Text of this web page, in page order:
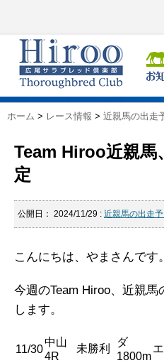
ホーム > レース情報 > 近親馬の出走
Team Hiroo近親馬
定
公開日： 2024/11/29 : 近親馬の出走
こんにちは、やまさんです。
今週のTeam Hiroo、近親
します。
11/30
中山
4R
未勝利
ダ
1800m